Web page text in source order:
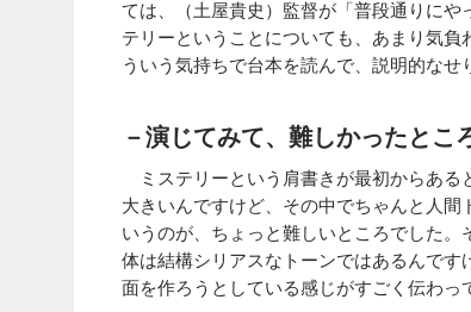
ては、（土屋貴史）監督が「普段通りに
テリーということについても、あまり気
ういう気持ちで台本を読んで、説明的なせ
－演じてみて、難しかったとこ
ミステリーという肩書きが最初からある
大きいんですけど、その中でちゃんと人
いうのが、ちょっと難しいところでした
体は結構シリアスなトーンではあるんで
面を作ろうとしている感じがすごく伝わっ